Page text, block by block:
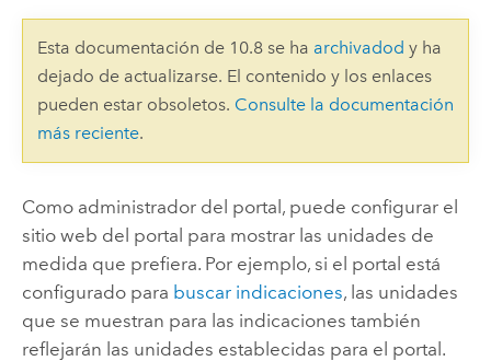
Esta documentación de 10.8 se ha archivadod y ha
dejado de actualizarse. El contenido y los enlaces
pueden estar obsoletos. Consulte la documentación
más reciente.
Como administrador del portal, puede configurar el
sitio web del portal para mostrar las unidades de
medida que prefiera. Por ejemplo, si el portal está
configurado para buscar indicaciones, las unidades
que se muestran para las indicaciones también
reflejarán las unidades establecidas para el portal.